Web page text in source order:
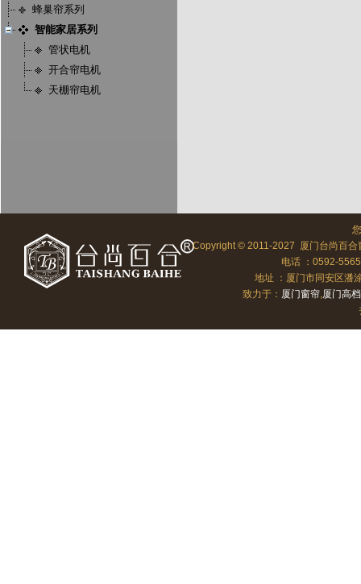
蜂巢帘系列
智能家居系列
管状电机
开合帘电机
天棚帘电机
Copyright © 2011-2027 厦门台尚百
电话 ：0592-
地址 ：厦门市同安区潘
致力于： 厦门窗帘,厦门高